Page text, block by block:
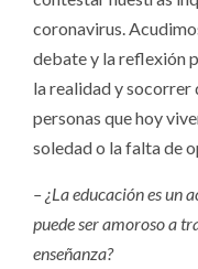
coronavirus.
debate y la reflexión
la realidad y socorrer
personas que hoy
soledad o la falta de
– ¿La educación es un
puede ser amoroso a
enseñanza?